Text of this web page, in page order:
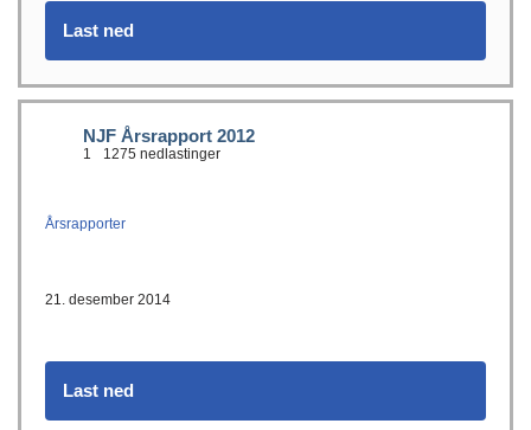
Last ned
NJF Årsrapport 2012
1 1275 nedlastinger
Årsrapporter
21. desember 2014
Last ned